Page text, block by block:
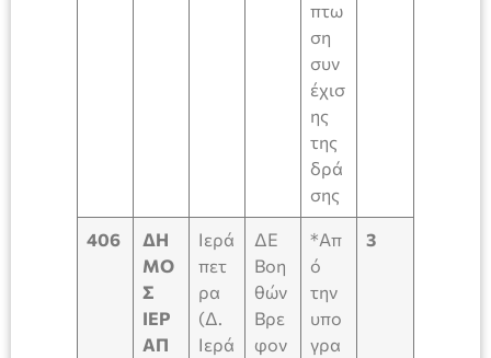
πτω
ση
συν
έχισ
ης
της
δρά
σης
406
ΔΗ
ΜΟ
Σ
ΙΕΡ
ΑΠ
Ιερά
πετ
ρα
(Δ.
Ιερά
ΔΕ
Βοη
θών
Βρε
φον
*Απ
ό
την
υπο
γρα
3